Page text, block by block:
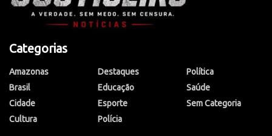
Categorias
Amazonas
Brasil
Cidade
Cultura
Destaques
Educação
Esporte
Polícia
Política
Saúde
Sem Categoria